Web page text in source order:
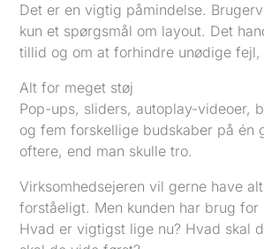
Det er en vigtig påmindelse.
kun et spørgsmål om layout. Det
tillid og om at forhindre unødige fejl,
Alt for meget støj
Pop-ups, sliders, autoplay-videoer,
og fem forskellige budskaber på én
oftere, end man skulle tro.
Virksomhedsejeren vil gerne have
forståeligt. Men kunden har brug for
Hvad er vigtigst lige nu? Hvad skal